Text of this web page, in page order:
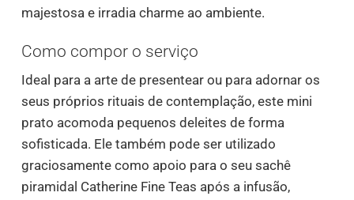
majestosa e irradia charme ao ambiente.
Como compor o serviço
Ideal para a arte de presentear ou para adornar os
seus próprios rituais de contemplação, este mini
prato acomoda pequenos deleites de forma
sofisticada. Ele também pode ser utilizado
graciosamente como apoio para o seu sachê
piramidal Catherine Fine Teas após a infusão,